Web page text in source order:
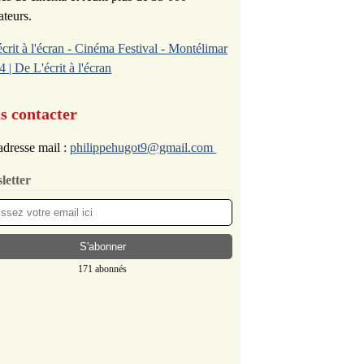
à l'écran - Cinéma Festival - Montélimar
| De L'écrit à l'écran
contacter
mail :philippehugot9@gmail.com
171 abonnés